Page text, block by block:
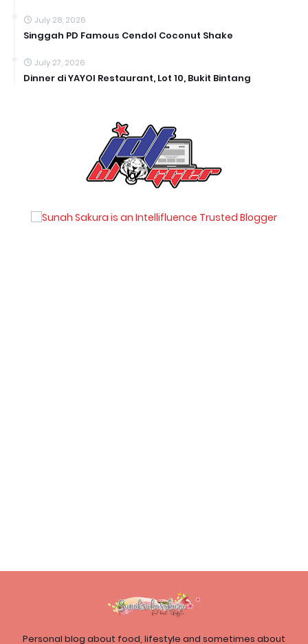
July 28, 2026
Singgah PD Famous Cendol Coconut Shake
July 27, 2026
Dinner di YAYOI Restaurant, Lot 10, Bukit Bintang
Personal blog about food, lifestyle and sometimes about